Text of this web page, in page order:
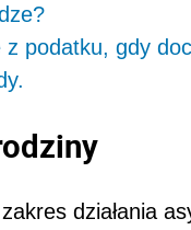
podatku, gdy
działania